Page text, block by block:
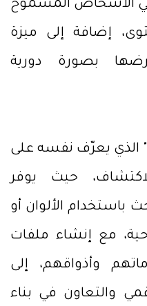
في الأشخاص المسموح
إضافة إلى ميزة
بصورة دورية
الذي يعرّف نفسه على
حيث يوفر
باستخدام الألوان أو
مع إنشاء ملفات
وأذواقهم، إلى
والتعاون في بناء